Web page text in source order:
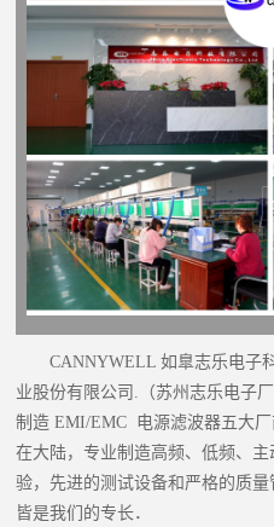
CANNYWELL 如臯志乐电子科
业股份有限公司.（苏州志乐电子
制造 EMI/EMC 电源滤波器五大
在大陆，专业制造高频、低频、
验，先进的测试设备和严格的质
皆是我们的专长．